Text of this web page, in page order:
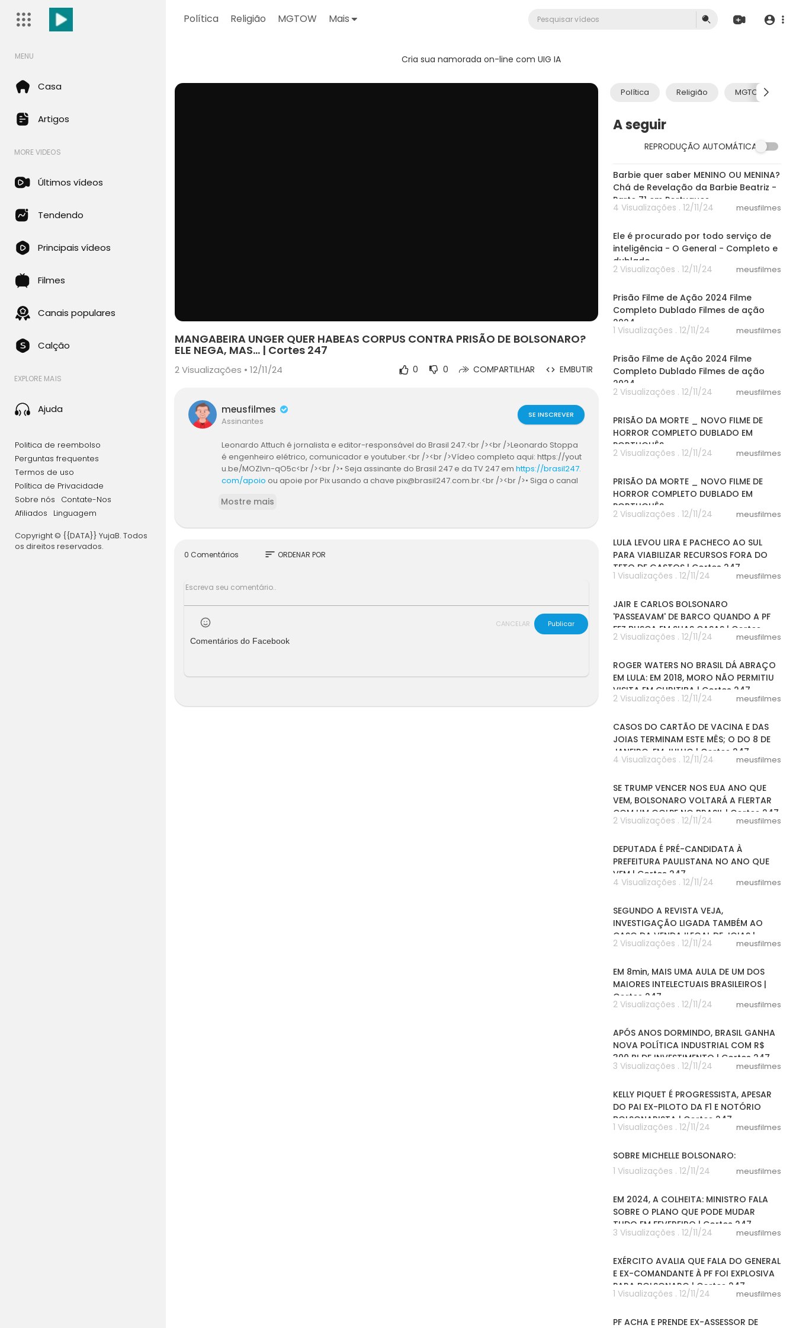
Política Religião MGTOW Mais
MENU
Casa
Artigos
MORE VIDEOS
Últimos vídeos
Tendendo
Principais vídeos
Filmes
Canais populares
Calção
EXPLORE MAIS
Ajuda
Politica de reembolso
Perguntas frequentes
Termos de uso
Política de Privacidade
Sobre nós
Contate-Nos
Afiliados
Linguagem
Copyright © {{DATA}} YujaB. Todos
os direitos reservados.
Cria sua namorada on-line com UIG IA
Política Religião MGTOW
A seguir
REPRODUÇÃO AUTOMÁTICA
05:17
Barbie quer saber MENINO OU MENINA?
Chá de Revelação da Barbie Beatriz -
Parte 71 em Portugues
4 Visualizações . 12/11/24 meusfilmes
Ele é procurado por todo serviço de
inteligência - O General - Completo e
dublado
2 Visualizações . 12/11/24 meusfilmes
Prisão Filme de Ação 2024 Filme
Completo Dublado Filmes de ação
2024
1 Visualizações . 12/11/24 meusfilmes
Prisão Filme de Ação 2024 Filme
Completo Dublado Filmes de ação
2024
2 Visualizações . 12/11/24 meusfilmes
PRISÃO DA MORTE _ NOVO FILME DE
HORROR COMPLETO DUBLADO EM
PORTUGUÊS
2 Visualizações . 12/11/24 meusfilmes
PRISÃO DA MORTE _ NOVO FILME DE
HORROR COMPLETO DUBLADO EM
PORTUGUÊS
2 Visualizações . 12/11/24 meusfilmes
LULA LEVOU LIRA E PACHECO AO SUL
PARA VIABILIZAR RECURSOS FORA DO
TETO DE GASTOS | Cortes 247
1 Visualizações . 12/11/24 meusfilmes
JAIR E CARLOS BOLSONARO
'PASSEAVAM' DE BARCO QUANDO A PF
FEZ BUSCA EM SUAS CASAS | Cortes
2 Visualizações . 12/11/24 meusfilmes
ROGER WATERS NO BRASIL DÁ ABRAÇO
EM LULA: EM 2018, MORO NÃO PERMITIU
VISITA EM CURITIBA | Cortes 247
2 Visualizações . 12/11/24 meusfilmes
CASOS DO CARTÃO DE VACINA E DAS
JOIAS TERMINAM ESTE MÊS; O DO 8 DE
JANEIRO, EM JULHO | Cortes 247
4 Visualizações . 12/11/24 meusfilmes
SE TRUMP VENCER NOS EUA ANO QUE
VEM, BOLSONARO VOLTARÁ A FLERTAR
COM UM GOLPE NO BRASIL | Cortes 247
2 Visualizações . 12/11/24 meusfilmes
DEPUTADA É PRÉ-CANDIDATA À
PREFEITURA PAULISTANA NO ANO QUE
VEM | Cortes 247
4 Visualizações . 12/11/24 meusfilmes
SEGUNDO A REVISTA VEJA,
INVESTIGAÇÃO LIGADA TAMBÉM AO
CASO DA VENDA ILEGAL DE JOIAS |
Cortes 247
2 Visualizações . 12/11/24 meusfilmes
EM 8min, MAIS UMA AULA DE UM DOS
MAIORES INTELECTUAIS BRASILEIROS |
Cortes 247
2 Visualizações . 12/11/24 meusfilmes
APÓS ANOS DORMINDO, BRASIL GANHA
NOVA POLÍTICA INDUSTRIAL COM R$
300 BI DE INVESTIMENTO | Cortes 247
3 Visualizações . 12/11/24 meusfilmes
KELLY PIQUET É PROGRESSISTA, APESAR
DO PAI EX-PILOTO DA F1 E NOTÓRIO
BOLSONARISTA | Cortes 247
1 Visualizações . 12/11/24 meusfilmes
SOBRE MICHELLE BOLSONARO:
1 Visualizações . 12/11/24
meusfilmes
EM 2024, A COLHEITA: MINISTRO FALA
SOBRE O PLANO QUE PODE MUDAR
TUDO EM FEVEREIRO | Cortes 247
3 Visualizações . 12/11/24 meusfilmes
EXÉRCITO AVALIA QUE FALA DO GENERAL
E EX-COMANDANTE À PF FOI EXPLOSIVA
PARA BOLSONARO | Cortes 247
1 Visualizações . 12/11/24 meusfilmes
PF ACHA E PRENDE EX-ASSESSOR DE
MANGABEIRA UNGER QUER HABEAS CORPUS CONTRA PRISÃO DE BOLSONARO?
ELE NEGA, MAS... | Cortes 247
2Visualizações • 12/11/24 0 0 COMPARTILHAR EMBUTIR
meusfilmes
Assinantes
SE INSCREVER
Leonardo Attuch é jornalista e editor-responsável do Brasil 247.<br /><br />Leonardo Stoppa
é engenheiro elétrico, comunicador e youtuber.<br /><br />Vídeo completo aqui: https://yout
u.be/MOZlvn-qO5c<br /><br />• Seja assinante do Brasil 247 e da TV 247 em https://brasil247.
com/apoio ou apoie por Pix usando a chave pix@brasil247.com.br.<br /><br />• Siga o canal
r /><br />Este é o único canal autorizado a utilizar conteúdo jornalístico da TV 247.<br /><br />
Mostre mais
0 Comentários sort ORDENAR POR
CANCELAR
Publicar
Comentários do Facebook